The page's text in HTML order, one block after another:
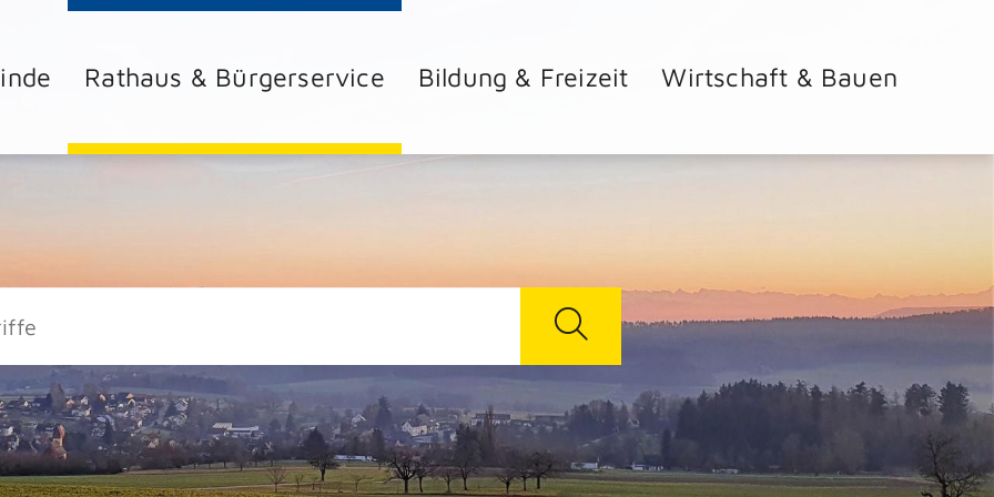
Rathaus & Bürgerservice Bildung & Freizeit Wirtschaft & Bauen